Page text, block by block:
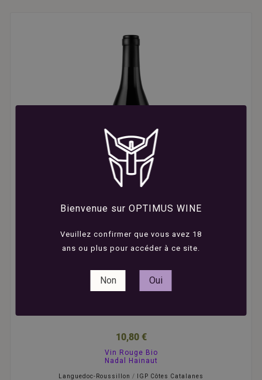
Bienvenue sur OPTIMUS WINE
Veuillez confirmer que vous avez 18
ans ou plus pour accéder à ce site.
Non Oui
Nadal Hainaut - 3 Sources - Côtes Catalanes -
Rouge - 2025 - 75cl
10,80 €
Vin Rouge Bio
Nadal Hainaut
Languedoc-Roussillon / IGP Côtes Catalanes